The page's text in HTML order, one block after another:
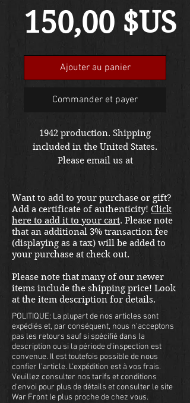
150,00 $US
Ajouter au panier
Commander et payer
1942 production. Shipping
included in the United States.
Please email us at
Located in Kirkland location.
Want to add to your purchase or gift?
Add a certificate of authenticity! Click
here to add it to your cart. Please note
that an additional 3% transaction fee
(displaying as a tax) will be added to
your purchase at check out.
Please note that many of our newer
items include the shipping price! Look
at the item description for details.
POLITIQUE: La plupart de nos articles sont
expédiés et, par conséquent, nous n'acceptons
pas les retours sauf si spécifié dans la
description ou si la période d'inspection est
convenue. Il est toutefois possible de nous
confier l'article. L'expédition est à vos frais.
Veuillez consulter nos tarifs et conditions
d'envoi pour plus de détails et consulter le site
War Front le plus proche de chez vous.